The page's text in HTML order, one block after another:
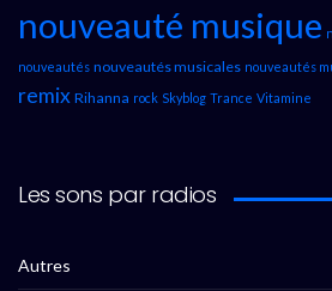
nouveauté musique
nouveautés nouveautés musicales nouveautés
remix Rihanna rock Skyblog Trance Vitamine
Les sons par radios
Autres